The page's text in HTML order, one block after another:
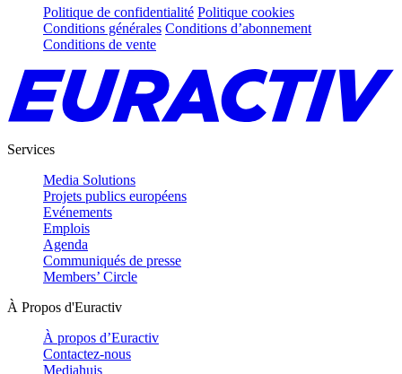
Politique de confidentialité Politique cookies
Conditions générales Conditions d’abonnement
Conditions de vente
Services
Media Solutions
Projets publics européens
Evénements
Emplois
Agenda
Communiqués de presse
Members’ Circle
À Propos d'Euractiv
À propos d’Euractiv
Contactez-nous
Mediahuis